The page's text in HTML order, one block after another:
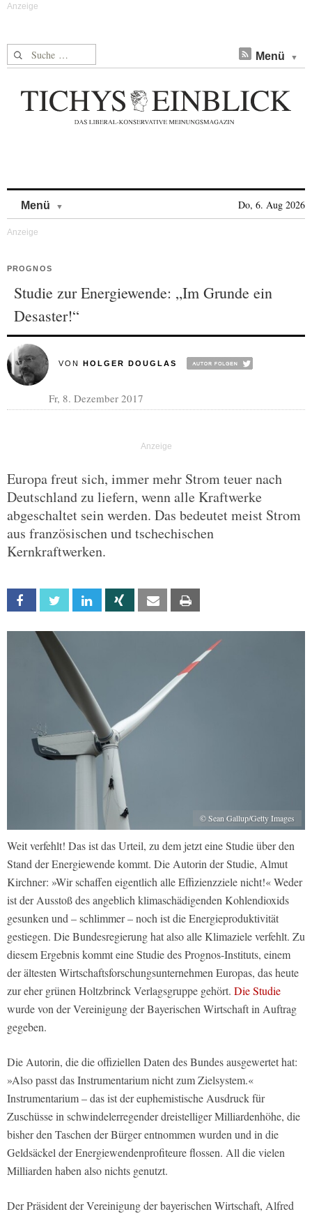
Suche nach: Menü
Menü Do, 6. Aug 2026
PROGNOS
Studie zur Energiewende: „Im Grunde ein
Desaster!“
VON HOLGER DOUGLAS
Fr, 8. Dezember 2017
Europa freut sich, immer mehr Strom teuer nach
Deutschland zu liefern, wenn alle Kraftwerke
abgeschaltet sein werden. Das bedeutet meist Strom
aus französischen und tschechischen
Kernkraftwerken.
Facebook Twitter Linkedin Xing Email
© Sean Gallup/Getty Images
Weit verfehlt! Das ist das Urteil, zu dem jetzt eine Studie über den
Stand der Energiewende kommt. Die Autorin der Studie, Almut
Kirchner: »Wir schaffen eigentlich alle Effizienzziele nicht!« Weder
ist der Ausstoß des angeblich klimaschädigenden Kohlendioxids
gesunken und – schlimmer – noch ist die Energieproduktivität
gestiegen. Die Bundesregierung hat also alle Klimaziele verfehlt. Zu
diesem Ergebnis kommt eine Studie des Prognos-Instituts, einem
der ältesten Wirtschaftsforschungsunternehmen Europas, das heute
zur eher grünen Holtzbrinck Verlagsgruppe gehört. Die Studie
wurde von der Vereinigung der Bayerischen Wirtschaft in Auftrag
gegeben.
Die Autorin, die die offiziellen Daten des Bundes ausgewertet hat:
»Also passt das Instrumentarium nicht zum Zielsystem.«
Instrumentarium – das ist der euphemistische Ausdruck für
Zuschüsse in schwindelerregender dreistelliger Milliardenhöhe, die
bisher den Taschen der Bürger entnommen wurden und in die
Geldsäckel der Energiewendenprofiteure flossen. All die vielen
Milliarden haben also nichts genutzt.
Der Präsident der Vereinigung der bayerischen Wirtschaft, Alfred